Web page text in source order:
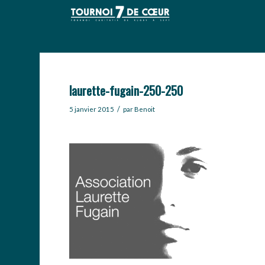
laurette-fugain-250-250
5 janvier 2015 / parBenoit